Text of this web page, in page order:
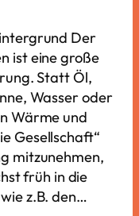
Der
ist eine große
Statt Öl,
Wasser oder
Wärme und
Gesellschaft“
mitzunehmen,
früh in die
z.B. den…